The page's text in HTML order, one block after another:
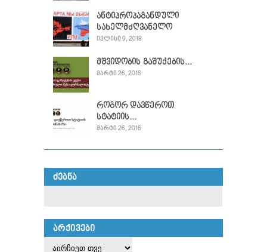
ანტიპროპაგანდული
სახელმძღვანელო
ᲘᲕᲚᲘᲡᲘ 9, 2018
მშვიდობის გაშუქების...
ᲛᲐᲠᲢᲘ 26, 2016
როგორ დავწეროთ
სტატიის...
ᲛᲐᲠᲢᲘ 26, 2016
ᲫᲔᲑᲜᲐ
ᲐᲠᲥᲘᲕᲔᲑᲘ